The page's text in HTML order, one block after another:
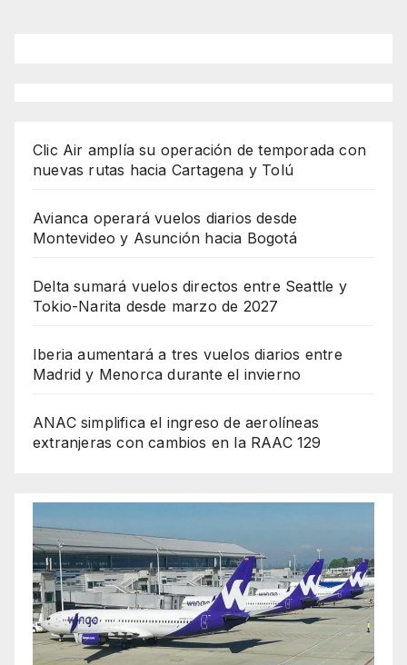
Clic Air amplía su operación de temporada con
nuevas rutas hacia Cartagena y Tolú
Avianca operará vuelos diarios desde
Montevideo y Asunción hacia Bogotá
Delta sumará vuelos directos entre Seattle y
Tokio-Narita desde marzo de 2027
Iberia aumentará a tres vuelos diarios entre
Madrid y Menorca durante el invierno
ANAC simplifica el ingreso de aerolíneas
extranjeras con cambios en la RAAC 129